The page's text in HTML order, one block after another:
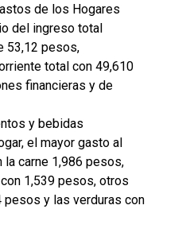
de los Hogares
del ingreso total
53,12 pesos,
total con 49,610
financieras y de
y bebidas
el mayor gasto al
carne 1,986 pesos,
1,539 pesos, otros
y las verduras con